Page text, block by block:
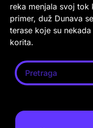
reka menjala svoj
primer, duž Dunava
terase koje su
korita.